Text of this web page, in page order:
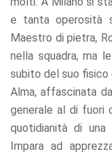
e tanta operosità
Maestro di pietra,
nella squadra, ma
subito del suo fisico
Alma, affascinata
generale al di fuori
quotidianità di
Impara ad
interests
and
behavior as
you visit our
site, you
increase the
chance of
personalized
content and
offers.